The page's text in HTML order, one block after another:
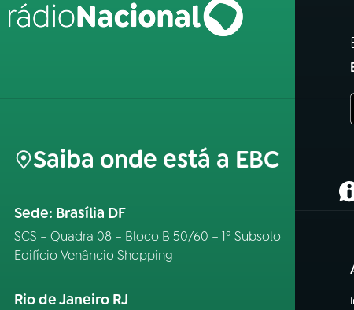
Saiba onde está a EBC
Sede: Brasília DF
SCS – Quadra 08 – Bloco B 50/60 – 1º Subsolo
Edifício Venâncio Shopping
Rio de Janeiro RJ